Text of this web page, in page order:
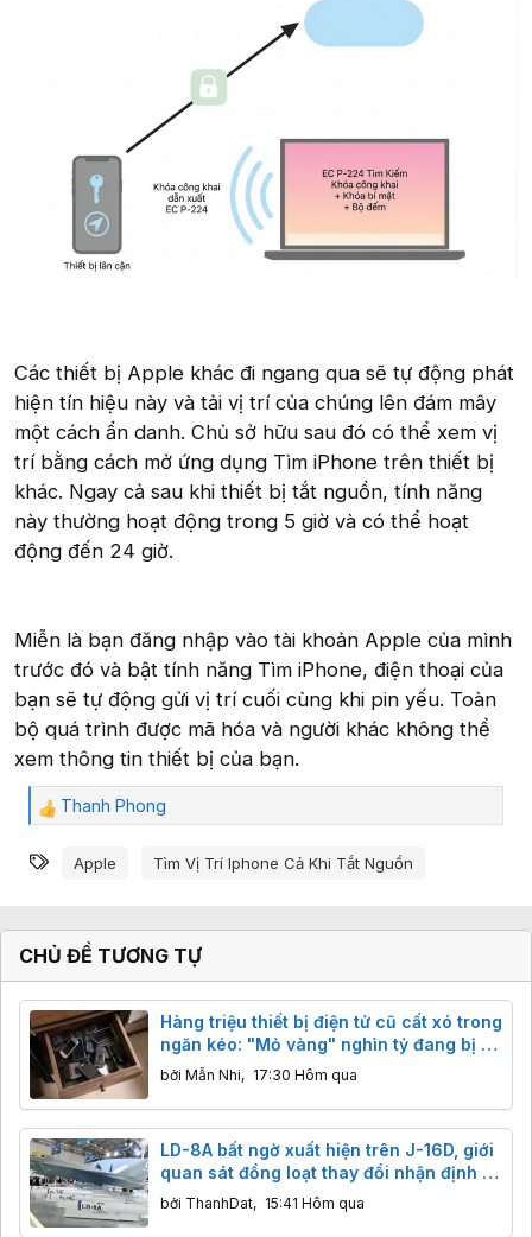
Các thiết bị Apple khác đi ngang qua sẽ tự động phát
hiện tín hiệu này và tải vị trí của chúng lên đám mây
một cách ẩn danh. Chủ sở hữu sau đó có thể xem vị
trí bằng cách mở ứng dụng Tìm iPhone trên thiết bị
khác. Ngay cả sau khi thiết bị tắt nguồn, tính năng
này thường hoạt động trong 5 giờ và có thể hoạt
động đến 24 giờ.
Miễn là bạn đăng nhập vào tài khoản Apple của mình
trước đó và bật tính năng Tìm iPhone, điện thoại của
bạn sẽ tự động gửi vị trí cuối cùng khi pin yếu. Toàn
bộ quá trình được mã hóa và người khác không thể
xem thông tin thiết bị của bạn.
C
m
c
:
Thanh Phong
Từ khóa
Apple Tìm Vị Trí Iphone Cả Khi Tắt Nguồn
CHỦ ĐỀ TƯƠNG TỰ
Hàng triệu thiết bị điện tử cũ cất xó trong
ngăn kéo: "Mỏ vàng" nghìn tỷ đang bị bỏ
quên
bởi Mẫn Nhi, 17:30 Hôm qua
LD-8A bất ngờ xuất hiện trên J-16D, giới
quan sát đồng loạt thay đổi nhận định về
tên lửa chống radar mới của Trung
bởi ThanhDat, 15:41 Hôm qua